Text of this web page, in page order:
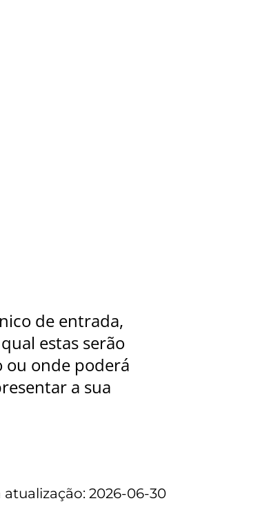
de entrada,
estas serão
ou onde poderá
a sua
2026-06-30